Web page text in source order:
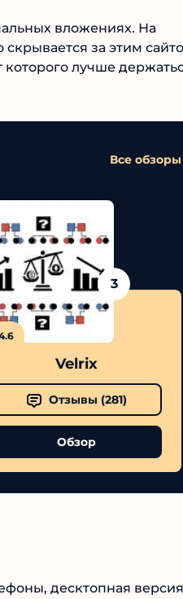
вложениях. На
за этим
которого лучше
Все обзоры
3
Velrix
Отзывы (281)
Обзор
десктопная версия